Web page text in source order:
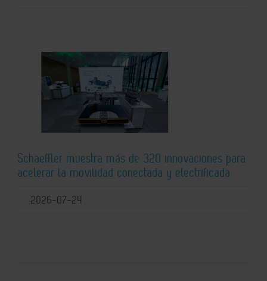
Schaeffler muestra más de 320 innovaciones para
acelerar la movilidad conectada y electrificada
2026-07-24